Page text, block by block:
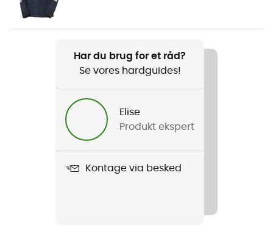
Vægt
Pier 4.0 Bib
Beklædningsgenstandens opbygning
Anvendt teknologi
Har du brug for et råd?
Se vores hardguides!
Elise
Produkt ekspert
Kontage via besked